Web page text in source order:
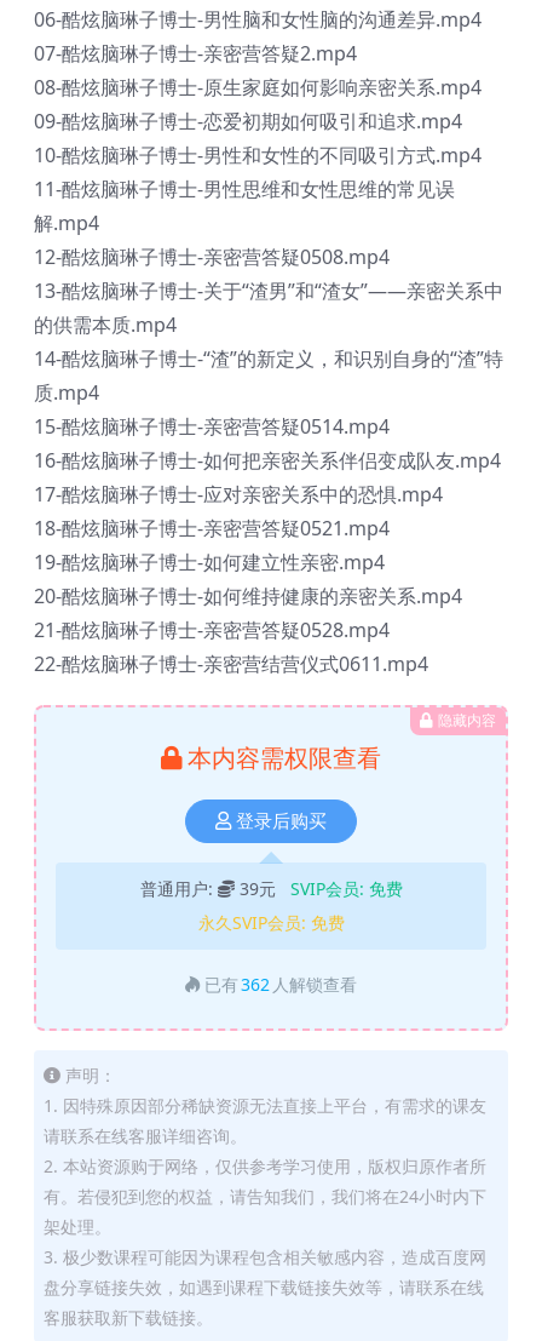
06-酷炫脑琳子博士-男性脑和女性脑的沟通差异.mp4
07-酷炫脑琳子博士-亲密营答疑2.mp4
08-酷炫脑琳子博士-原生家庭如何影响亲密关系.mp4
09-酷炫脑琳子博士-恋爱初期如何吸引和追求.mp4
10-酷炫脑琳子博士-男性和女性的不同吸引方式.mp4
11-酷炫脑琳子博士-男性思维和女性思维的常见误
解.mp4
12-酷炫脑琳子博士-亲密营答疑0508.mp4
13-酷炫脑琳子博士-关于“渣男”和“渣女”——亲密关系中
的供需本质.mp4
14-酷炫脑琳子博士-“渣”的新定义，和识别自身的“渣”特
质.mp4
15-酷炫脑琳子博士-亲密营答疑0514.mp4
16-酷炫脑琳子博士-如何把亲密关系伴侣变成队友.mp4
17-酷炫脑琳子博士-应对亲密关系中的恐惧.mp4
18-酷炫脑琳子博士-亲密营答疑0521.mp4
19-酷炫脑琳子博士-如何建立性亲密.mp4
20-酷炫脑琳子博士-如何维持健康的亲密关系.mp4
21-酷炫脑琳子博士-亲密营答疑0528.mp4
22-酷炫脑琳子博士-亲密营结营仪式0611.mp4
隐藏内容
本内容需权限查看
登录后购买
普通用户: 39元 SVIP会员: 免费
永久SVIP会员: 免费
已有362 人解锁查看
声明：
1. 因特殊原因部分稀缺资源无法直接上平台，有需求的课友
请联系在线客服详细咨询。
2. 本站资源购于网络，仅供参考学习使用，版权归原作者所
有。若侵犯到您的权益，请告知我们，我们将在24小时内下
架处理。
3. 极少数课程可能因为课程包含相关敏感内容，造成百度网
盘分享链接失效，如遇到课程下载链接失效等，请联系在线
客服获取新下载链接。